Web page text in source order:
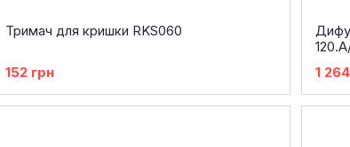
Тримач для кришки RKS060
152 грн
1